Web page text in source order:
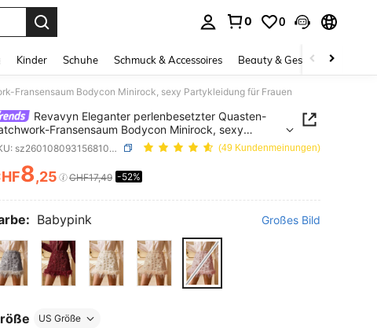
0 0
Kinder Schuhe Schmuck & Accessoires Beauty & Gesundheit
Fransensaum Bodycon Minirock, sexy Partykleidung für Frauen
Revavyn Eleganter perlenbesetzter Quasten-
Fransensaum Bodycon Minirock, sexy
für FrauenSKU: sz260108093156810408214 (49 Kundenmeinungen)
AND AVAILABILITY
8,25 CHF17,49 -52%
Babypink Großes Bild
US Größe